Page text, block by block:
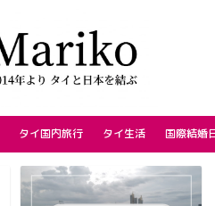
タイ国内旅行 タイ生活 国際結婚